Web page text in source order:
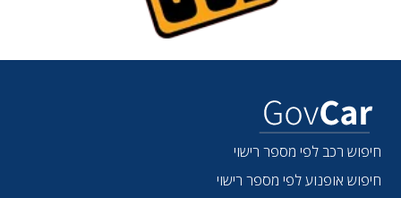
חיפוש רכב לפי מספר רישוי
חיפוש אופנוע לפי מספר רישוי